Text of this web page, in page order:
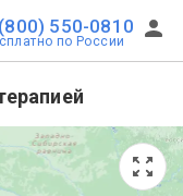
550-0810
по России